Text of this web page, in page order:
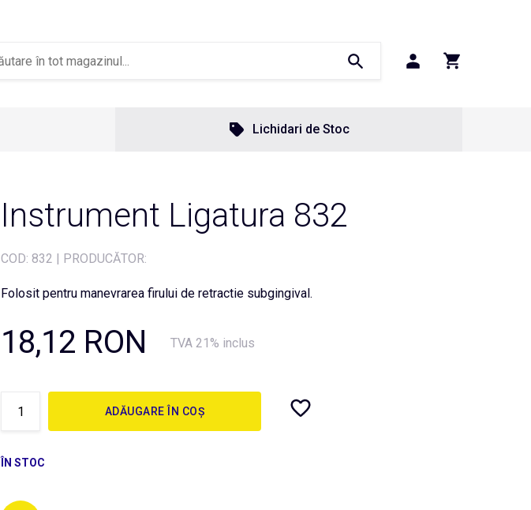
Lichidari de Stoc
Instrument Ligatura 832
COD: 832 | PRODUCĂTOR:
Folosit pentru manevrarea firului de retractie subgingival.
18,12 RON TVA 21% inclus
ADĂUGARE ÎN COȘ
ÎN STOC